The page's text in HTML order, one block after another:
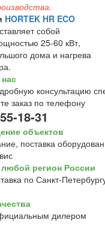
HORTEK HR ECO
собой
25-60 кВт,
дома и нагрева
консультацию
заказ по телефону
18-31
объектов
поставка
регион России
по Санкт-
дилером